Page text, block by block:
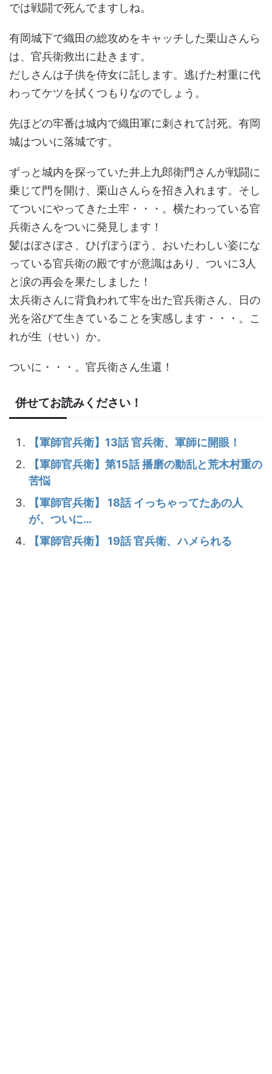
では戦闘で死んでますしね。
有岡城下で織田の総攻めをキャッチした栗山さんら
は、官兵衛救出に赴きます。
だしさんは子供を侍女に託します。逃げた村重に代
わってケツを拭くつもりなのでしょう。
先ほどの牢番は城内で織田軍に刺されて討死。有岡
城はついに落城です。
ずっと城内を探っていた井上九郎衛門さんが戦闘に
乗じて門を開け、栗山さんらを招き入れます。そし
てついにやってきた土牢・・・。横たわっている官
兵衛さんをついに発見します！
髪はぼさぼさ、ひげぼうぼう、おいたわしい姿にな
っている官兵衛の殿ですが意識はあり、ついに3人
と涙の再会を果たしました！
太兵衛さんに背負われて牢を出た官兵衛さん、日の
光を浴びて生きていることを実感します・・・。こ
れが生（せい）か。
ついに・・・。官兵衛さん生還！
併せてお読みください！
【軍師官兵衛】13話 官兵衛、軍師に開眼！
【軍師官兵衛】第15話 播磨の動乱と荒木村重の
苦悩
【軍師官兵衛】 18話 イっちゃってたあの人
が、ついに…
【軍師官兵衛】 19話 官兵衛、ハメられる